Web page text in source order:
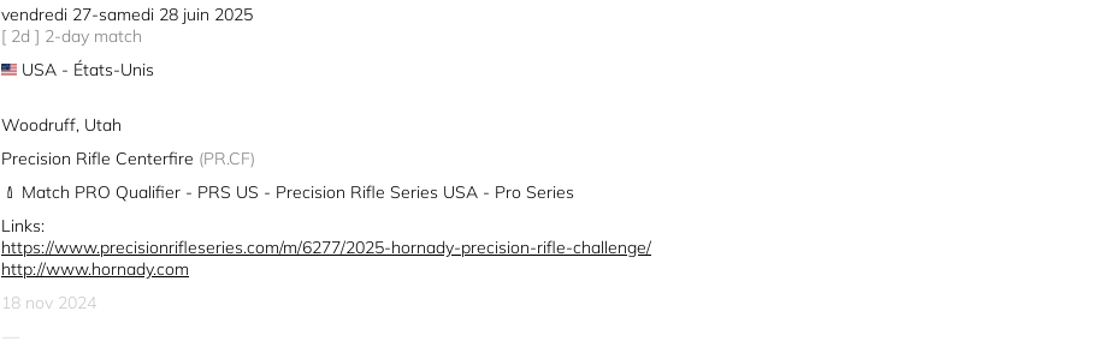
vendredi 27-samedi 28 juin 2025
[ 2d ] 2-day match
USA - États-Unis
Woodruff, Utah
Precision Rifle Centerfire (PR.CF)
Match PRO Qualifier - PRS US - Precision Rifle Series USA - Pro Series
Links:
https://www.precisionrifleseries.com/m/6277/2025-hornady-precision-rifle-challenge/
http://www.hornady.com
18 nov 2024
—